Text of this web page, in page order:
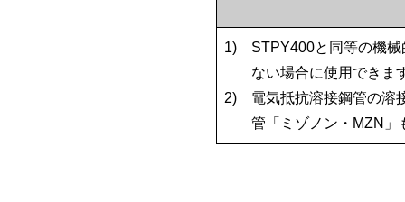
1)
STPY400と同等の機
ない場合に使用できま
2)
電気抵抗溶接鋼管の溶
管「ミゾノン・MZN」